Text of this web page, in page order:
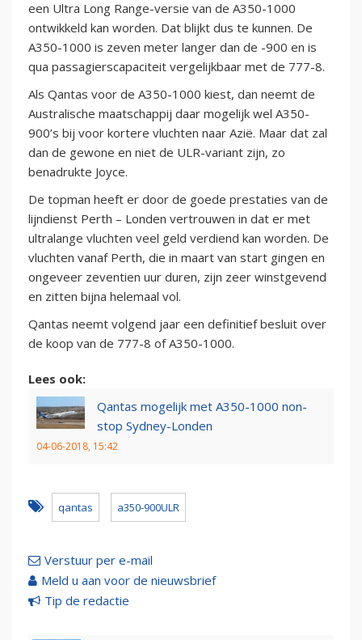
een Ultra Long Range-versie van de A350-1000
ontwikkeld kan worden. Dat blijkt dus te kunnen. De
A350-1000 is zeven meter langer dan de -900 en is
qua passagierscapaciteit vergelijkbaar met de 777-8.
Als Qantas voor de A350-1000 kiest, dan neemt de
Australische maatschappij daar mogelijk wel A350-
900’s bij voor kortere vluchten naar Azië. Maar dat zal
dan de gewone en niet de ULR-variant zijn, zo
benadrukte Joyce.
De topman heeft er door de goede prestaties van de
lijndienst Perth – Londen vertrouwen in dat er met
ultralange vluchten veel geld verdiend kan worden. De
vluchten vanaf Perth, die in maart van start gingen en
ongeveer zeventien uur duren, zijn zeer winstgevend
en zitten bijna helemaal vol.
Qantas neemt volgend jaar een definitief besluit over
de koop van de 777-8 of A350-1000.
Lees ook:
Qantas mogelijk met A350-1000 non-
stop Sydney-Londen
04-06-2018, 15:42
qantas a350-900ULR
Verstuur per e-mail
Meld u aan voor de nieuwsbrief
Tip de redactie